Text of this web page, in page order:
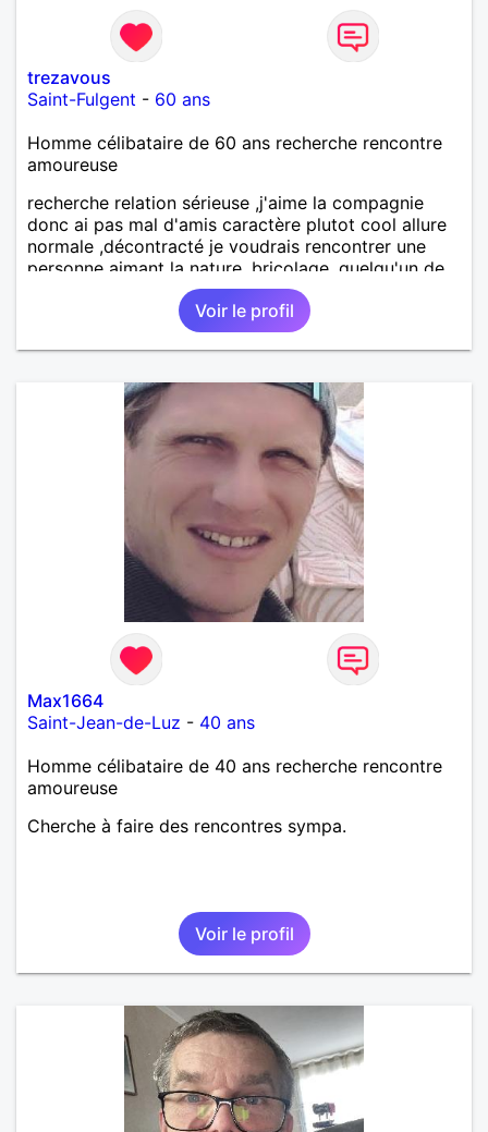
trezavous
Saint-Fulgent - 60 ans
Homme célibataire de 60 ans recherche rencontre
amoureuse
recherche relation sérieuse ,j'aime la compagnie
donc ai pas mal d'amis caractère plutot cool allure
normale ,décontracté je voudrais rencontrer une
personne aimant la nature ,bricolage ,quelqu'un de
simple et naturel à vos claviers mesdames
Voir le profil
Max1664
Saint-Jean-de-Luz - 40 ans
Homme célibataire de 40 ans recherche rencontre
amoureuse
Cherche à faire des rencontres sympa.
Voir le profil